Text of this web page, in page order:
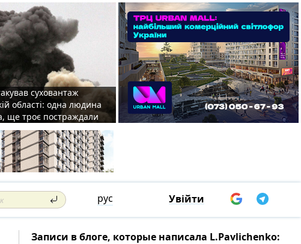
суховантаж
області: одна людина
ще троє постраждали
рус Увійти
Записи в блоге, которые написала L.Pavlichenko: